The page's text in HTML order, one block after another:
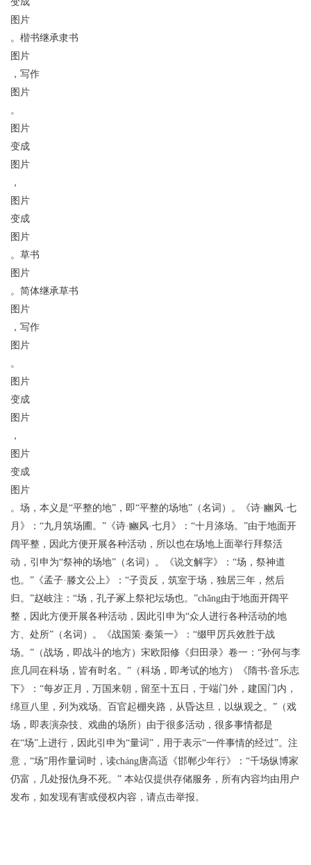
图片
。楷书继承隶书
图片
，写作
图片
。
图片
变成
图片
，
图片
变成
图片
。草书
图片
。简体继承草书
图片
，写作
图片
。
图片
变成
图片
，
图片
变成
图片
。场，本义是“平整的地”，即“平整的场地”（名词）。《诗·豳风·七
月》：“九月筑场圃。”《诗·豳风·七月》：“十月涤场。”由于地面开
阔平整，因此方便开展各种活动，所以也在场地上面举行拜祭活
动，引申为“祭神的场地”（名词）。《说文解字》：“场，祭神道
也。”《孟子·滕文公上》：“子贡反，筑室于场，独居三年，然后
归。”赵岐注：“场，孔子冢上祭祀坛场也。”chǎng由于地面开阔平
整，因此方便开展各种活动，因此引申为“众人进行各种活动的地
方、处所”（名词）。《战国策·秦策一》：“缀甲厉兵效胜于战
场。”（战场，即战斗的地方）宋欧阳修《归田录》卷一：“孙何与李
庶几同在科场，皆有时名。”（科场，即考试的地方）《隋书‧音乐志
下》：“每岁正月，万国来朝，留至十五日，于端门外，建国门内，
绵亘八里，列为戏场。百官起棚夹路，从昏达旦，以纵观之。”（戏
场，即表演杂技、戏曲的场所）由于很多活动，很多事情都是
在“场”上进行，因此引申为“量词”，用于表示“一件事情的经过”。注
意，“场”用作量词时，读cháng唐高适《邯郸少年行》：“千场纵博家
仍富，几处报仇身不死。” 本站仅提供存储服务，所有内容均由用户
发布，如发现有害或侵权内容，请点击举报。